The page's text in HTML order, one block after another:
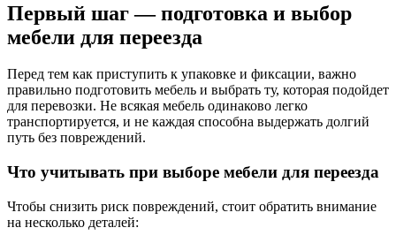
Первый шаг — подготовка и выбор
мебели для переезда
Перед тем как приступить к упаковке и фиксации, важно
правильно подготовить мебель и выбрать ту, которая подойдет
для перевозки. Не всякая мебель одинаково легко
транспортируется, и не каждая способна выдержать долгий
путь без повреждений.
Что учитывать при выборе мебели для переезда
Чтобы снизить риск повреждений, стоит обратить внимание
на несколько деталей: